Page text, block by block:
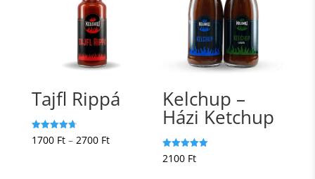
Tajfl Rippá
Értékelés:
4.75
1700 Ft – 2700 FtÁrtartomány:
Kelchup –
Házi Ketchup
Értékelés:
5.00
2100 Ft